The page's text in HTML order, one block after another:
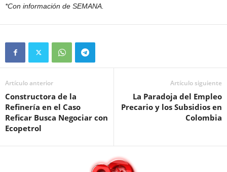
*Con información de SEMANA.
Artículo anterior
Constructora de la
Refinería en el Caso
Reficar Busca Negociar con
Ecopetrol
Artículo siguiente
La Paradoja del Empleo
Precario y los Subsidios en
Colombia